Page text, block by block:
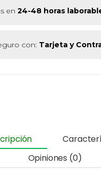
en 24-48 horas
con: Tarjeta y
Opiniones (0)